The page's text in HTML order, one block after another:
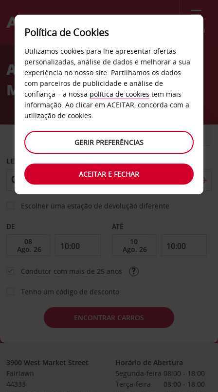
Menu
Welcome
AvisAluguer de carros West
Market Str. Fairlawn
CARRO COMERCIAIS
LEVANTAR EM
Escolher uma estação de devolução diferente
DE ATÉ
Condutor com mais de 25 anos
Tenho um código de desconto
ENCONTRAR CARROS
3900 West Market Street
Fairlawn
44333
Horário de Abertura
Segunda-feira 08:00 - 18:00
Terça-feira
08:00 - 18:00
Política de Cookies
Utilizamos cookies para lhe apresentar ofertas
personalizadas, análise de dados e melhorar a sua
experiência no nosso site. Partilhamos os dados
com parceiros de publicidade e análise de
confiança – a nossa política de cookies tem mais
informação. Ao clicar em ACEITAR, concorda com a
utilização de cookies.
GERIR PREFERÊNCIAS
ACEITAR E FECHAR